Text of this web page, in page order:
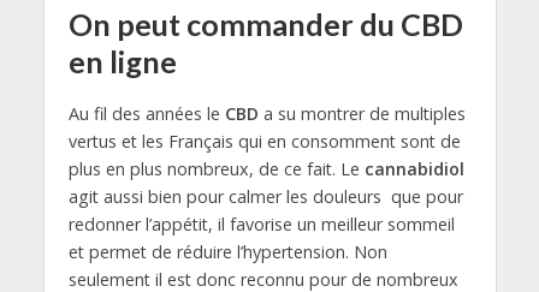
On peut commander du CBD
en ligne
Au fil des années le CBD a su montrer de multiples
vertus et les Français qui en consomment sont de
plus en plus nombreux, de ce fait. Le cannabidiol
agit aussi bien pour calmer les douleurs que pour
redonner l’appétit, il favorise un meilleur sommeil
et permet de réduire l’hypertension. Non
seulement il est donc reconnu pour de nombreux